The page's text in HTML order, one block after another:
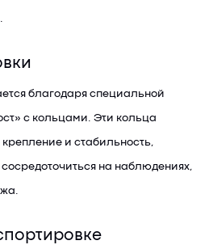
благодаря специальной
с кольцами. Эти кольца
и стабильность,
на наблюдениях,